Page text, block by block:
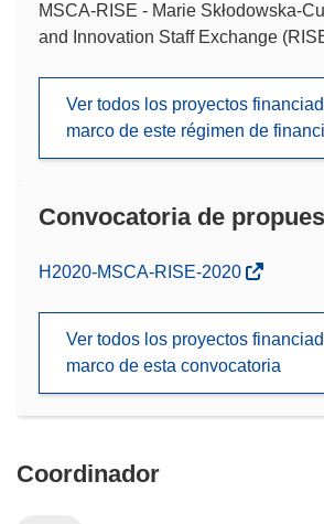
MSCA-RISE - Marie Skłodowska-
and Innovation Staff Exchange
Ver todos los proyectos
marco de este régimen de
Convocatoria de
(se
nueva
H2020-MSCA-RISE-2020
Ver todos los proyectos
marco de esta convocatoria
Coordinador